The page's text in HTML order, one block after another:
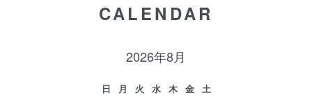
CALENDAR
2026年8月
日 月 火 水 木 金
土